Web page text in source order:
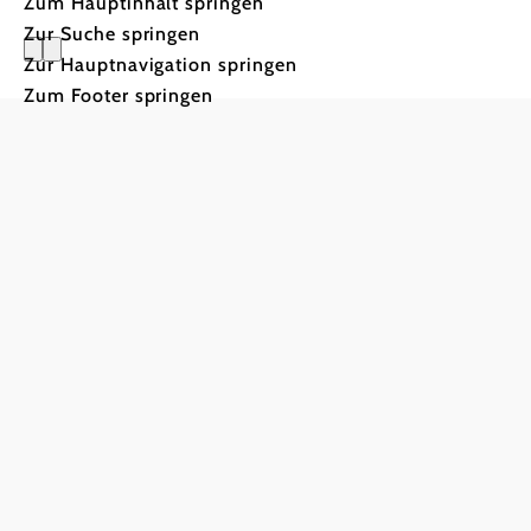
Zur Suche springen
Zur Hauptnavigation springen
Zum Footer springen